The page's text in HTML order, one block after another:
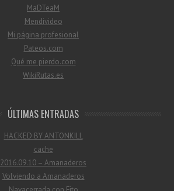
MaDTeaM
Mendivideo
Mi página profesional
Pateos.com
Qué me pierdo.com
WikiRutas.es
ÚLTIMAS ENTRADAS
HACKED BY ANTONKILL
cache
2016.09.10 – Amanaderos
Volviendo a Amanaderos